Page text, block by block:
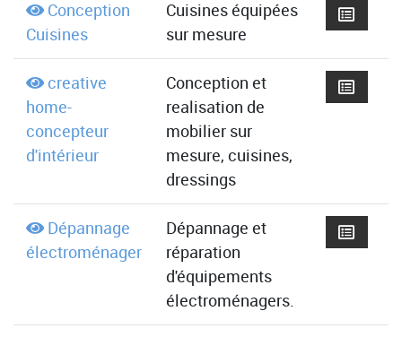
Conception
Cuisines
Cuisines équipées
sur mesure
creative
home-
concepteur
d'intérieur
Conception et
realisation de
mobilier sur
mesure, cuisines,
dressings
Dépannage
électroménager
Dépannage et
réparation
d'équipements
électroménagers.